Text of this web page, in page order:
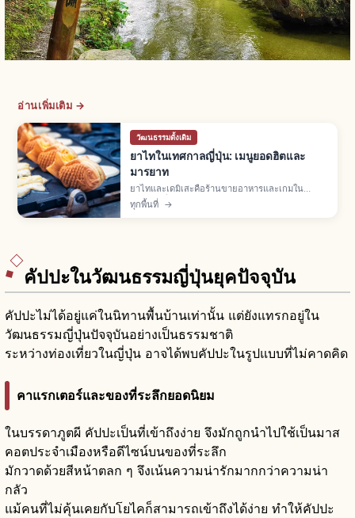
อ่านเพิ่มเติม →
วัฒนธรรมดั้งเดิม
ยาไทในเทศกาลญี่ปุ่น: เมนูยอดฮิตและ
มารยาท
ยาไทและเดมิเสะคือร้านขายอาหารและเกมใน
เทศกาลญี่ปุ่น พบมากเดือนมี.ค.-พ.ย. เมนูยอดฮิตยา
กิโซบะ เบบี้คาสเทลลา ทาโกะยากิ แอปเปิลเคลือบ
ทุกพื้นที่ →
คัปปะในวัฒนธรรมญี่ปุ่นยุคปัจจุบัน
คัปปะไม่ได้อยู่แค่ในนิทานพื้นบ้านเท่านั้น แต่ยังแทรกอยู่ใน
วัฒนธรรมญี่ปุ่นปัจจุบันอย่างเป็นธรรมชาติ
ระหว่างท่องเที่ยวในญี่ปุ่น อาจได้พบคัปปะในรูปแบบที่ไม่คาดคิด
คาแรกเตอร์และของที่ระลึกยอดนิยม
ในบรรดาภูตผี คัปปะเป็นที่เข้าถึงง่าย จึงมักถูกนำไปใช้เป็นมาส
คอตประจำเมืองหรือดีไซน์บนของที่ระลึก
มักวาดด้วยสีหน้าตลก ๆ จึงเน้นความน่ารักมากกว่าความน่า
กลัว
แม้คนที่ไม่คุ้นเคยกับโยไคก็สามารถเข้าถึงได้ง่าย ทำให้คัปปะ